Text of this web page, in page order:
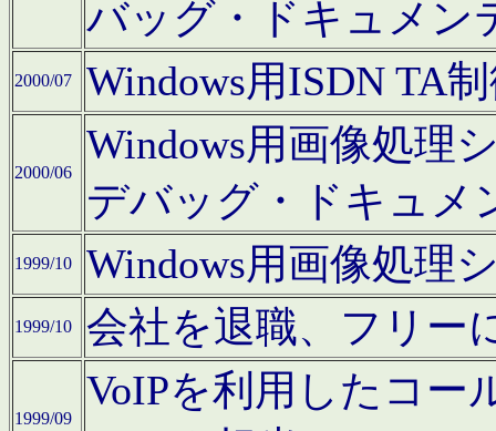
バッグ・ドキュメン
2000/07 Windows用ISDN TA
2000/06
Windows用画像処理
デバッグ・ドキュメ
1999/10 Windows用画像処理
1999/10 会社を退職、フリー
1999/09
VoIPを利用したコー